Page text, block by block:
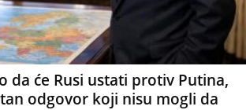
da će Rusi ustati protiv Putina,
odgovor koji nisu mogli da